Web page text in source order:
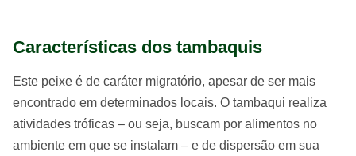
Características dos tambaquis
Este peixe é de caráter migratório, apesar de ser mais
encontrado em determinados locais. O tambaqui realiza
atividades tróficas – ou seja, buscam por alimentos no
ambiente em que se instalam – e de dispersão em sua